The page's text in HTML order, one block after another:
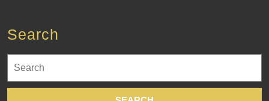
Search
for: